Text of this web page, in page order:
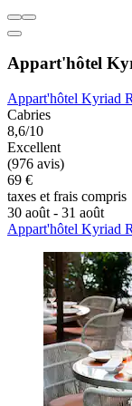
Appart'hôtel
Appart'hôtel Kyriad
Cabries
8,6/10
Excellent
(976 avis)
69 €
taxes et frais compris
30 août - 31 août
Appart'hôtel Kyriad